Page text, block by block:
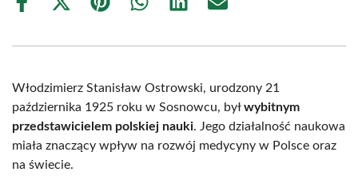
Share
Share
(Twitter)
Share Share Share Share
Włodzimierz Stanisław Ostrowski, urodzony 21
października 1925 roku w Sosnowcu, byłwybitnym
przedstawicielem polskiej nauki. Jego działalność naukowa
miała znaczący wpływ na rozwój medycyny w Polsce oraz
na świecie.